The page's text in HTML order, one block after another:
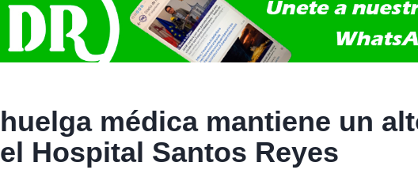
médica mantiene un
Hospital Santos Reyes